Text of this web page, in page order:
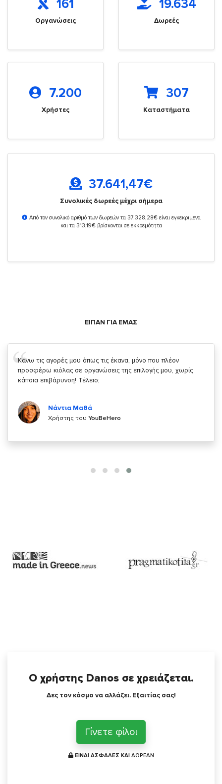
161
Οργανώσεις
19.634
Δωρεές
7.200
Χρήστες
307
Καταστήματα
37.641,47€
Συνολικές δωρεές μέχρι σήμερα
Από τον συνολικό αριθμό των δωρεών τα 37.328,28€ είναι εγκεκριμένα
και τα 313,19€ βρίσκονται σε εκκρεμότητα
ΕΙΠΑΝ ΓΙΑ ΕΜΑΣ
Σας ευχαριστώ που μας δίνετε την δυνατότητα να κάνουμε
κάτι!
Χρήστης τουYouBeHero
Ο χρήστης Danos σε χρειάζεται.
Δες τον κόσμο να αλλάζει. Εξαιτίας σας!
Γίνετε φίλοι
ΕΙΝΑΙ ΑΣΦΑΛΕΣ ΚΑΙ ΔΩΡΕΑΝ